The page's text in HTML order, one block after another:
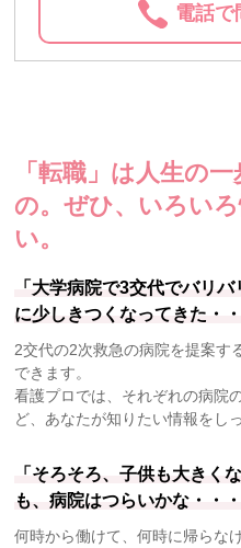
電話で
「転職」は人生の
の。ぜひ、いろい
い。
「大学病院で3交代でバリ
に少しきつくなってきた・・
2交代の2次救急の病院を提案す
できます。
看護プロでは、それぞれの病院
ど、あなたが知りたい情報をし
「そろそろ、子供も大きく
も、病院はつらいかな・・・
何時から働けて、何時に帰らな